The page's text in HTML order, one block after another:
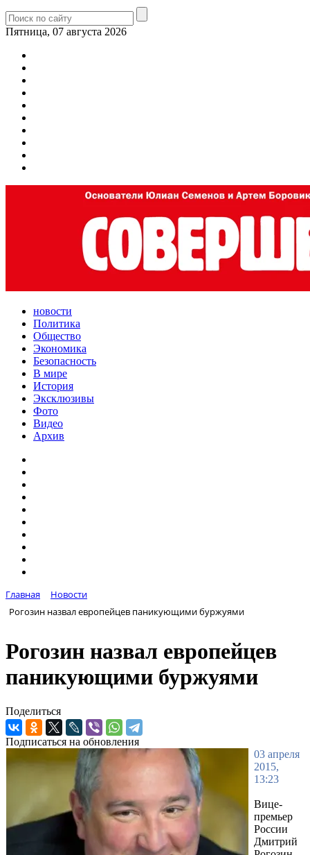
Пятница, 07 августа 2026
новости
Политика
Общество
Экономика
Безопасность
В мире
История
Эксклюзивы
Фото
Видео
Архив
Главная
Новости
Рогозин назвал европейцев паникующими буржуями
Рогозин назвал европейцев
паникующими буржуями
Поделиться
Подписаться на обновления
03 апреля
2015,
13:23
Вице-
премьер
России
Дмитрий